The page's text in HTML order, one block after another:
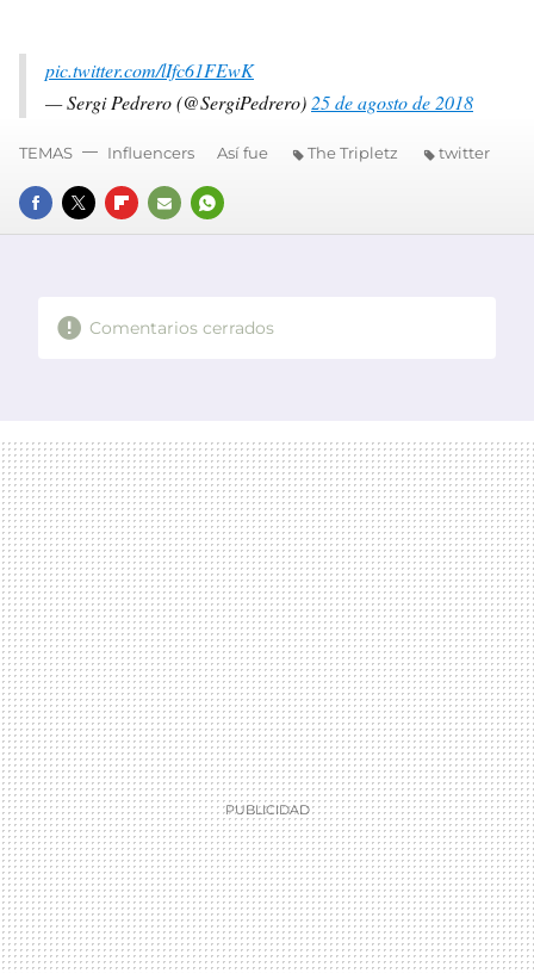
pic.twitter.com/lIfc61FEwK
— Sergi Pedrero (@SergiPedrero) 25 de agosto de 2018
FACEBOOK
TWITTERFLIPBOARD
E-
WHATSAPP
TEMAS Influencers Así fue The Tripletz twitter
Comentarios cerrados